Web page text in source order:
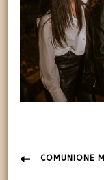
COMUNIONE